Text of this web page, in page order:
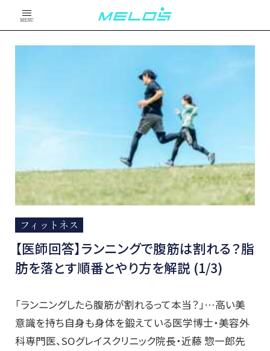
MENU
フィットネス
【医師回答】ランニングで腹筋は割れる？脂
肪を落とす順番とやり方を解説 (1/3)
「ランニングしたら腹筋が割れるって本当？」…高い美
意識を持ち自身も身体を鍛えている医学博士・美容外
科専門医、SOグレイスクリニック院長・近藤 惣一郎先